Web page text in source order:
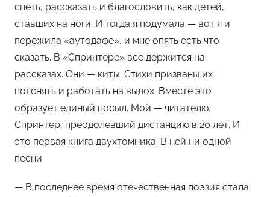
спеть, рассказать и благословить, как детей,
ставших на ноги. И тогда я подумала — вот я и
пережила «аутодафе», и мне опять есть что
сказать. В «Спринтере» все держится на
рассказах. Они — киты. Стихи призваны их
пояснять и работать на выдох. Вместе это
образует единый посыл. Мой — читателю.
Спринтер, преодолевший дистанцию в 20 лет. И
это первая книга двухтомника. В ней ни одной
песни.
— В последнее время отечественная поэзия стала